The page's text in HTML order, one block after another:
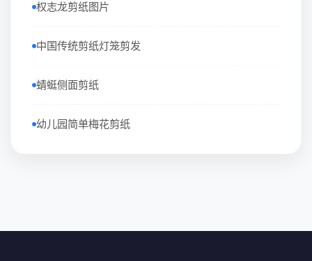
权志龙剪纸图片
中国传统剪纸灯笼剪发
蜻蜓侧面剪纸
幼儿园简单梅花剪纸